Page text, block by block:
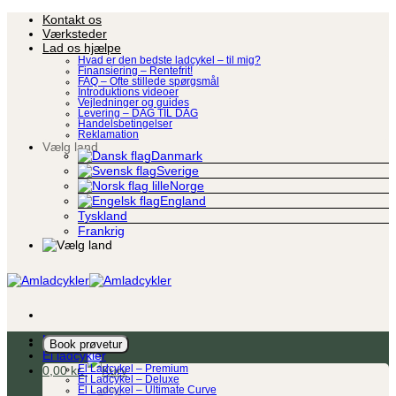
Fortsæt
indhold
Kontakt os
Værksteder
Lad os hjælpe
Hvad er den bedste ladcykel – til mig?
Finansiering – Rentefrit!
FAQ – Ofte stillede spørgsmål
Introduktions videoer
Vejledninger og guides
Levering – DAG TIL DAG
Handelsbetingelser
Reklamation
Vælg land
Danmark
Sverige
Norge
England
Tyskland
Frankrig
Book prøvetur
0,00kr.
Ladcykel
El ladcykler
El Ladcykel – Premium
El Ladcykel – Deluxe
El Ladcykel – Ultimate Curve